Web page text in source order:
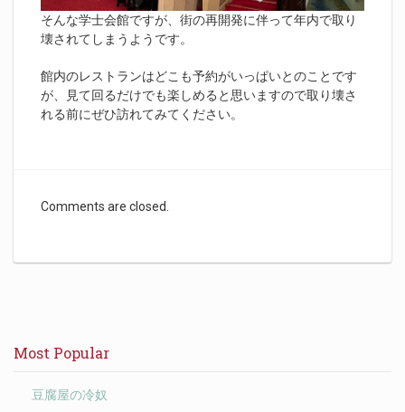
そんな学士会館ですが、街の再開発に伴って年内で取り
壊されてしまうようです。
館内のレストランはどこも予約がいっぱいとのことです
が、見て回るだけでも楽しめると思いますので取り壊さ
れる前にぜひ訪れてみてください。
Comments are closed.
Most Popular
豆腐屋の冷奴